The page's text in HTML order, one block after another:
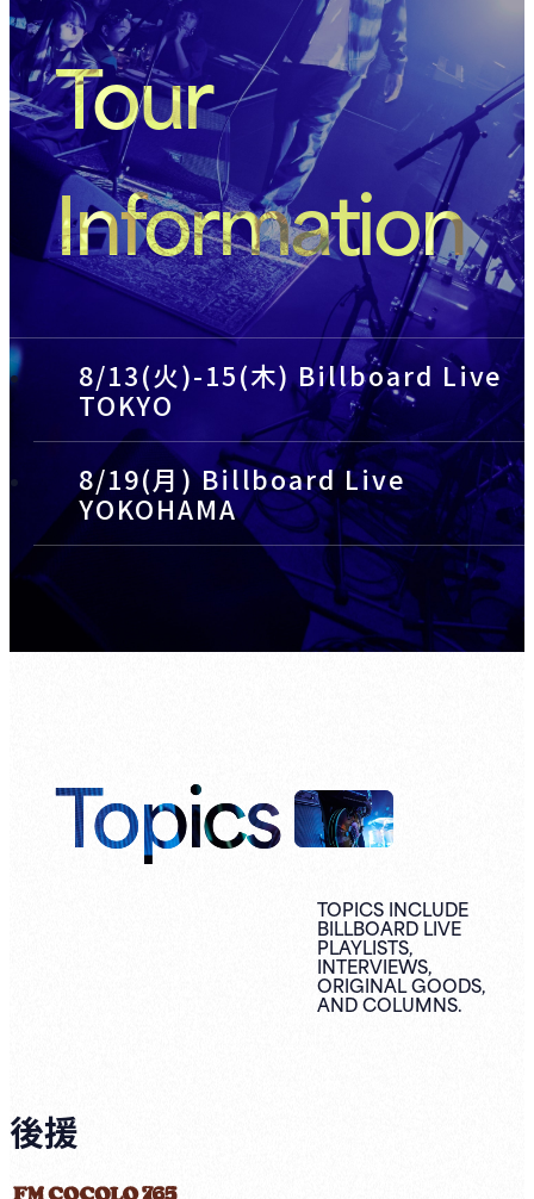
Tour
Information
8/13(火)-15(木) Billboard Live
TOKYO
8/19(月) Billboard Live
YOKOHAMA
Topics
TOPICS INCLUDE
BILLBOARD LIVE
PLAYLISTS,
INTERVIEWS,
ORIGINALGOODS,
ANDCOLUMNS.
後援